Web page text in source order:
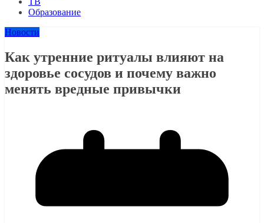
Образование
Новости
Как утренние ритуалы влияют на
здоровье сосудов и почему важно
менять вредные привычки